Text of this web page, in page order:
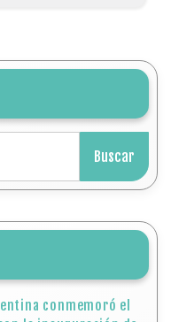
conmemoró el